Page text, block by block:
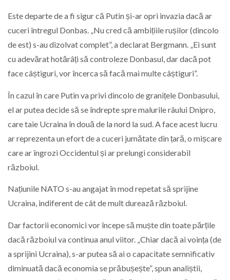
Este departe de a fi sigur că Putin și-ar opri invazia dacă ar
cuceri întregul Donbas. „Nu cred că ambițiile rușilor (dincolo
de est) s-au dizolvat complet”, a declarat Bergmann. „Ei sunt
cu adevărat hotărâți să controleze Donbasul, dar dacă pot
face câștiguri, vor încerca să facă mai multe câștiguri”.
În cazul în care Putin va privi dincolo de granițele Donbasului,
el ar putea decide să se îndrepte spre malurile râului Dnipro,
care taie Ucraina în două de la nord la sud. A face acest lucru
ar reprezenta un efort de a cuceri jumătate din țară, o mișcare
care ar îngrozi Occidentul și ar prelungi considerabil
războiul.
Națiunile NATO s-au angajat în mod repetat să sprijine
Ucraina, indiferent de cât de mult durează războiul.
Dar factorii economici vor începe să muște din toate părțile
dacă războiul va continua anul viitor. „Chiar dacă ai voința (de
a sprijini Ucraina), s-ar putea să ai o capacitate semnificativ
diminuată dacă economia se prăbușește”, spun analiștii,